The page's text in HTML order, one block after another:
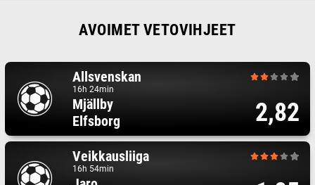
AVOIMET VETOVIHJEET
Allsvenskan
16h 24min
Mjällby
Elfsborg
2,82
Veikkausliiga
16h 54min